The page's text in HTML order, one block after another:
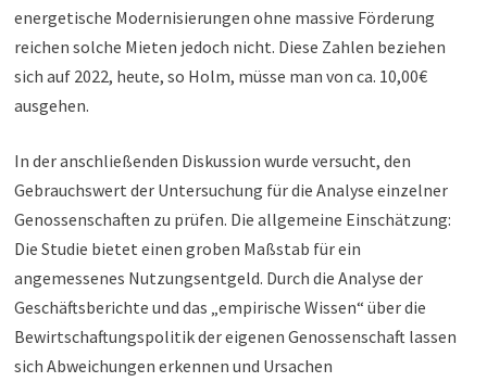
energetische Modernisierungen ohne massive Förderung
reichen solche Mieten jedoch nicht. Diese Zahlen beziehen
sich auf 2022, heute, so Holm, müsse man von ca. 10,00€
ausgehen.
In der anschließenden Diskussion wurde versucht, den
Gebrauchswert der Untersuchung für die Analyse einzelner
Genossenschaften zu prüfen. Die allgemeine Einschätzung:
Die Studie bietet einen groben Maßstab für ein
angemessenes Nutzungsentgeld. Durch die Analyse der
Geschäftsberichte und das „empirische Wissen“ über die
Bewirtschaftungspolitik der eigenen Genossenschaft lassen
sich Abweichungen erkennen und Ursachen